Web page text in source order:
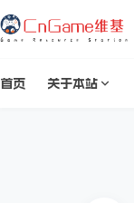
首页 关于本站